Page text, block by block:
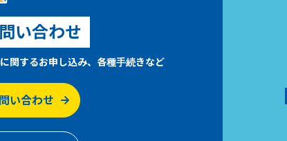
い合わせ
関するお申し込み、各種手続きなど
い合わせ